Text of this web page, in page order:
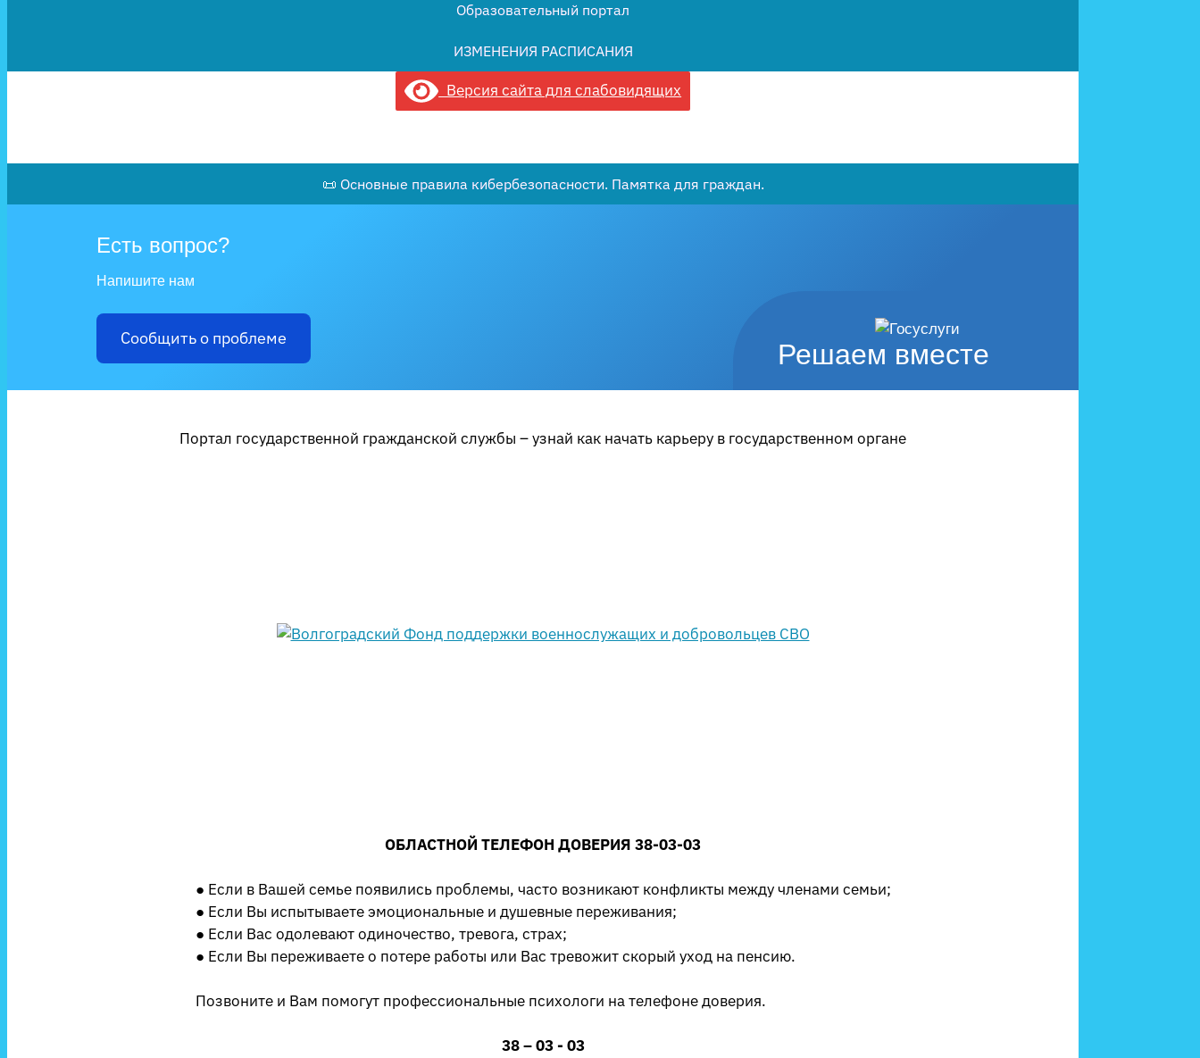
Образовательный портал
ИЗМЕНЕНИЯ РАСПИСАНИЯ
Версия сайта для слабовидящих
📜 Основные правила кибербезопасности. Памятка для граждан.
Решаем вместе
Есть вопрос?
Напишите нам
Сообщить о проблеме
Портал государственной гражданской службы – узнай как начать карьеру в государственном органе
ОБЛАСТНОЙ ТЕЛЕФОН ДОВЕРИЯ 38-03-03
● Если в Вашей семье появились проблемы, часто возникают конфликты между членами семьи;
● Если Вы испытываете эмоциональные и душевные переживания;
● Если Вас одолевают одиночество, тревога, страх;
● Если Вы переживаете о потере работы или Вас тревожит скорый уход на пенсию.
Позвоните и Вам помогут профессиональные психологи на телефоне доверия.
38 – 03 - 03